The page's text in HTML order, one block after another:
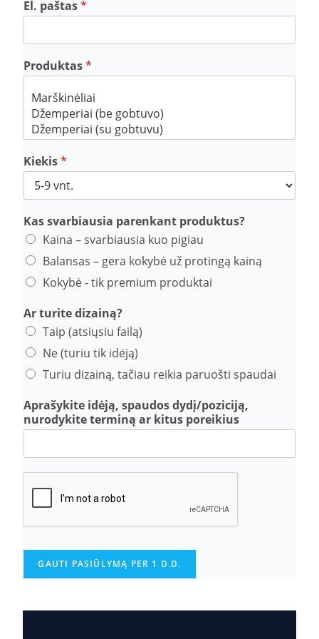
e
m
n
i
t
e
El. paštas*
Produktas*
Kiekis*
Kas svarbiausia parenkant produktus?
Kaina – svarbiausia kuo pigiau
Balansas – gera kokybė už protingą kainą
Kokybė - tik premium produktai
Ar turite dizainą?
Taip (atsiųsiu failą)
Ne (turiu tik idėją)
Turiu dizainą, tačiau reikia paruošti spaudai
Aprašykite idėją, spaudos dydį/poziciją,
nurodykite terminą ar kitus poreikius
GAUTI PASIŪLYMĄ PER 1 D.D.